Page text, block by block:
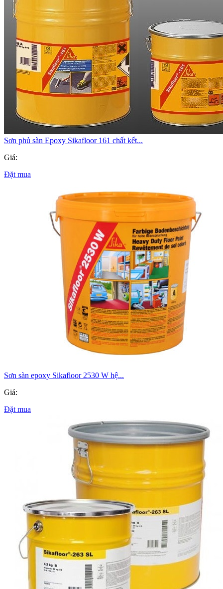
Sơn phủ sàn Epoxy Sikafloor 161 chất kết...
Giá:
Đặt mua
Sơn sàn epoxy Sikafloor 2530 W hệ...
Giá:
Đặt mua